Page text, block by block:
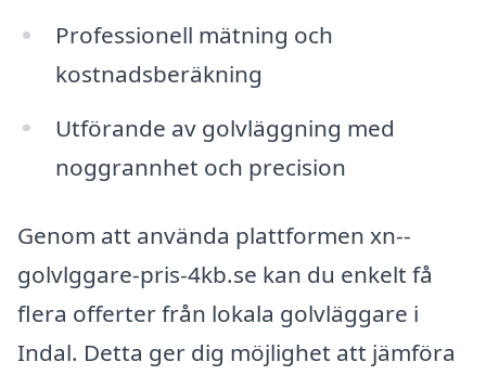
Professionell mätning och
kostnadsberäkning
Utförande av golvläggning med
noggrannhet och precision
Genom att använda plattformen xn--
golvlggare-pris-4kb.se kan du enkelt få
flera offerter från lokala golvläggare i
Indal. Detta ger dig möjlighet att jämföra